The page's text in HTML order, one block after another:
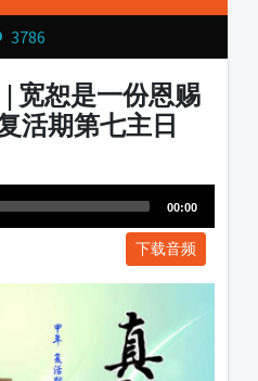
3786
| 宽恕是一份恩赐
活期第七主日
00:00
下载音频